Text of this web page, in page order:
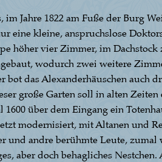
im Jahre 1822 am Fuße der Burg
eine kleine, anspruchslose
höher vier Zimmer, im
wodurch zwei weitere
bot das Alexanderhäuschen auch
große Garten soll in alten
1600 über dem Eingang ein
modernisiert, mit Altanen und
und andre berühmte Leute,
aber doch behagliches